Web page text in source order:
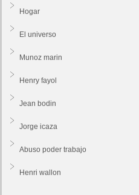
Hogar
El universo
Munoz marin
Henry fayol
Jean bodin
Jorge icaza
Abuso poder trabajo
Henri wallon